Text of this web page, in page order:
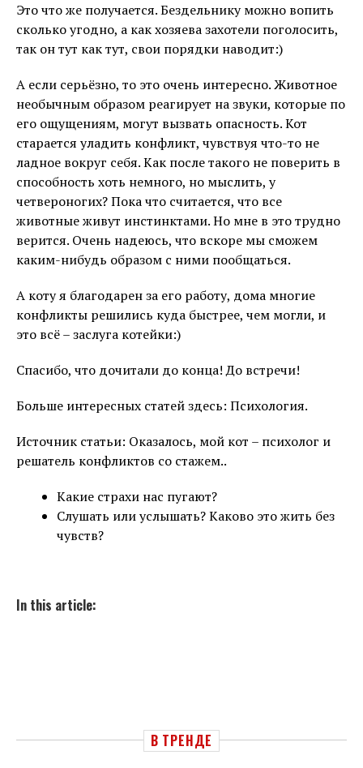
Это что же получается. Бездельнику можно вопить
сколько угодно, а как хозяева захотели поголосить,
так он тут как тут, свои порядки наводит:)
А если серьёзно, то это очень интересно. Животное
необычным образом реагирует на звуки, которые по
его ощущениям, могут вызвать опасность. Кот
старается уладить конфликт, чувствуя что-то не
ладное вокруг себя. Как после такого не поверить в
способность хоть немного, но мыслить, у
четвероногих? Пока что считается, что все
животные живут инстинктами. Но мне в это трудно
верится. Очень надеюсь, что вскоре мы сможем
каким-нибудь образом с ними пообщаться.
А коту я благодарен за его работу, дома многие
конфликты решились куда быстрее, чем могли, и
это всё – заслуга котейки:)
Спасибо, что дочитали до конца! До встречи!
Больше интересных статей здесь: Психология.
Источник статьи: Оказалось, мой кот – психолог и
решатель конфликтов со стажем..
Какие страхи нас пугают?
Слушать или услышать? Каково это жить без
чувств?
In this article:
В ТРЕНДЕ